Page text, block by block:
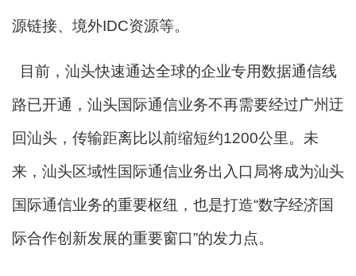
源链接、境外IDC资源等。
目前，汕头快速通达全球的企业专用数据通信线
路已开通，汕头国际通信业务不再需要经过广州迂
回汕头，传输距离比以前缩短约1200公里。未
来，汕头区域性国际通信业务出入口局将成为汕头
国际通信业务的重要枢纽，也是打造“数字经济国
际合作创新发展的重要窗口”的发力点。